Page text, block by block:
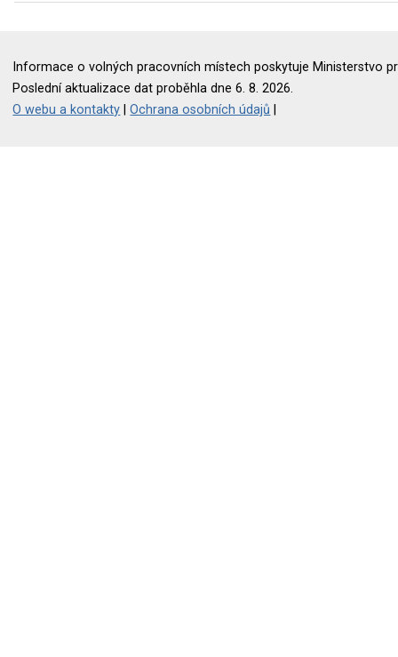
Informace o volných pracovních místech poskytuje Ministerstvo
Poslední aktualizace dat proběhla dne 6. 8. 2026.
O webu a kontakty |Ochrana osobních údajů